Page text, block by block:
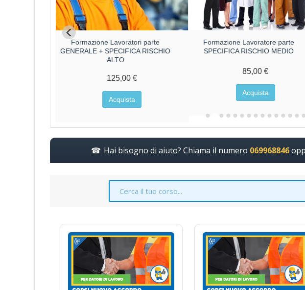
Formazione Lavoratori parte
GENERALE + SPECIFICA RISCHIO
ALTO
125,00 €
Acquista
Formazione Lavoratore parte
SPECIFICA RISCHIO MEDIO
85,00 €
Acquista
Hai bisogno di aiuto? Chiama il numero 069968846